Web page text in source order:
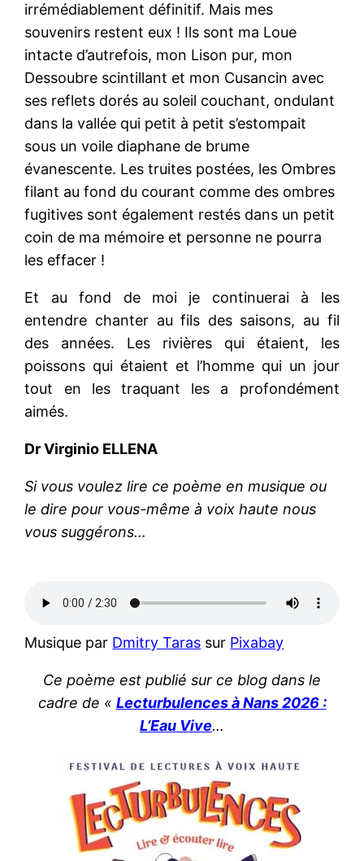
irrémédiablement définitif. Mais mes
souvenirs restent eux ! Ils sont ma Loue
intacte d’autrefois, mon Lison pur, mon
Dessoubre scintillant et mon Cusancin avec
ses reflets dorés au soleil couchant, ondulant
dans la vallée qui petit à petit s’estompait
sous un voile diaphane de brume
évanescente. Les truites postées, les Ombres
filant au fond du courant comme des ombres
fugitives sont également restés dans un petit
coin de ma mémoire et personne ne pourra
les effacer !
Et au fond de moi je continuerai à les
entendre chanter au fils des saisons, au fil
des années. Les rivières qui étaient, les
poissons qui étaient et l’homme qui un jour
tout en les traquant les a profondément
aimés.
Dr Virginio ELLENA
Si vous voulez lire ce poème en musique ou
le dire pour vous-même à voix haute nous
vous suggérons…
Musique par Dmitry Taras sur Pixabay
Ce poème est publié sur ce blog dans le
cadre de « Lecturbulences à Nans 2026 :
L’Eau Vive…